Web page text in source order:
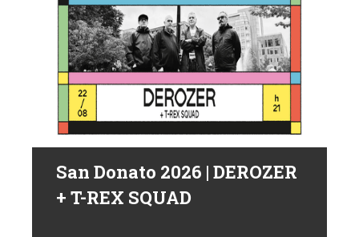
San Donato 2026 | DEROZER
+ T-REX SQUAD